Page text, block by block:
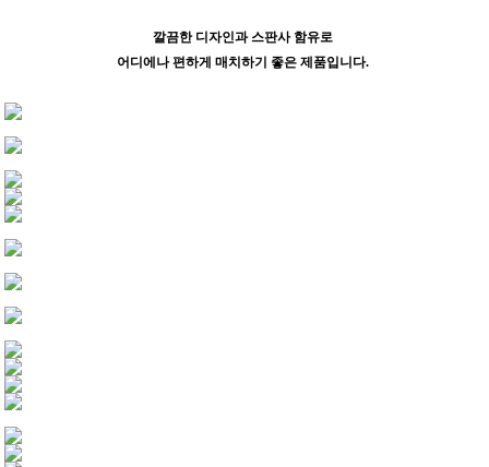
깔끔한 디자인과 스판사 함유로
어디에나 편하게 매치하기 좋은 제품입니다.